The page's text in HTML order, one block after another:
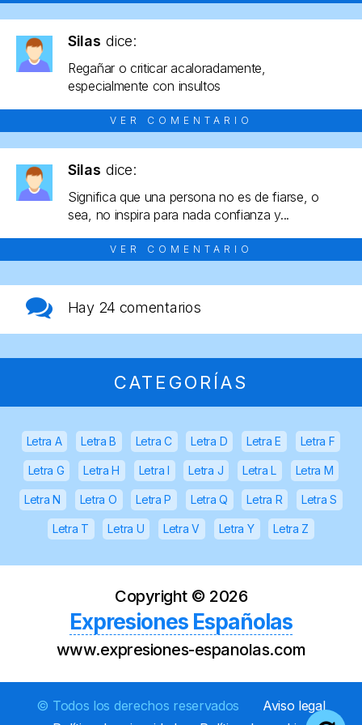
Silas dice:
Regañar o criticar acaloradamente,
especialmente con insultos
VER COMENTARIO
Silas dice:
Significa que una persona no es de fiarse, o
sea, no inspira para nada confianza y...
VER COMENTARIO
Hay 24 comentarios
CATEGORÍAS
Letra A Letra B Letra C Letra D Letra E Letra F
Letra G Letra H Letra I Letra J Letra L Letra M
Letra N Letra O Letra P Letra Q Letra R Letra S
Letra T Letra U Letra V Letra Y Letra Z
Copyright © 2026
Expresiones Españolas
www.expresiones-espanolas.com
© Todos los derechos reservados
Aviso legal